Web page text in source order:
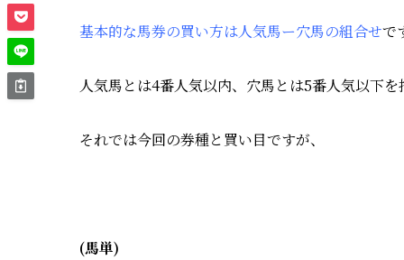
基本的な馬券の買い方は人気馬ー穴馬の組合せで
人気馬とは4番人気以内、穴馬とは5番人気以下を
それでは今回の券種と買い目ですが、
(馬単)